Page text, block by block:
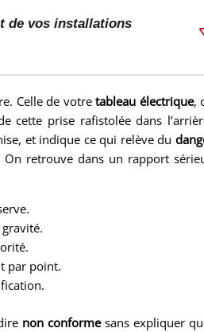
de vos installations
Celle de votre tableau électrique,
cette prise rafistolée dans
et indique ce qui relève du
retrouve dans un rapport
par point.
non conformesans expliquer